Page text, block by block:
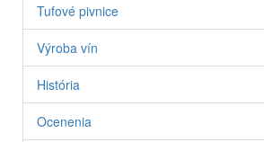
Tufové pivnice
Výroba vín
História
Ocenenia